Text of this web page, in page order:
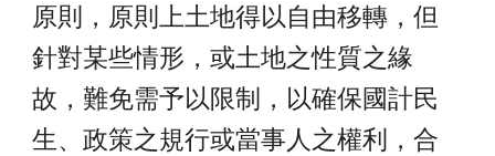
原則，原則上土地得以自由移轉，但
針對某些情形，或土地之性質之緣
故，難免需予以限制，以確保國計民
生、政策之規行或當事人之權利，合